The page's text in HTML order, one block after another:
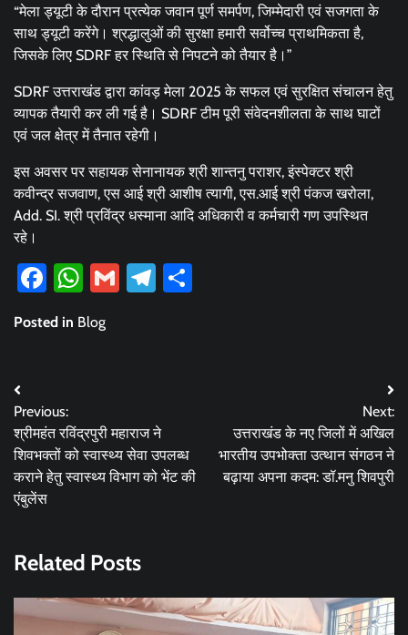
“मेला ड्यूटी के दौरान प्रत्येक जवान पूर्ण समर्पण, जिम्मेदारी एवं सजगता के
साथ ड्यूटी करेंगे। श्रद्धालुओं की सुरक्षा हमारी सर्वोच्च प्राथमिकता है,
जिसके लिए SDRF हर स्थिति से निपटने को तैयार है।”
SDRF उत्तराखंड द्वारा कांवड़ मेला 2025 के सफल एवं सुरक्षित संचालन हेतु
व्यापक तैयारी कर ली गई है। SDRF टीम पूरी संवेदनशीलता के साथ घाटों
एवं जल क्षेत्र में तैनात रहेगी।
इस अवसर पर सहायक सेनानायक श्री शान्तनु पराशर, इंस्पेक्टर श्री
कवीन्द्र सजवाण, एस आई श्री आशीष त्यागी, एस.आई श्री पंकज खरोला,
Add. SI. श्री प्रविंद्र धस्माना आदि अधिकारी व कर्मचारी गण उपस्थित
रहे।
Facebook
WhatsApp
GmailTelegram
Posted in Blog
Post
navigation
Previous:
श्रीमहंत रविंद्रपुरी महाराज ने
शिवभक्तों को स्वास्थ्य सेवा उपलब्ध
कराने हेतु स्वास्थ्य विभाग को भेंट की
एंबुलेंस
Next:
उत्तराखंड के नए जिलों में अखिल
भारतीय उपभोक्ता उत्थान संगठन ने
बढ़ाया अपना कदम: डॉ.मनु शिवपुरी
Related Posts